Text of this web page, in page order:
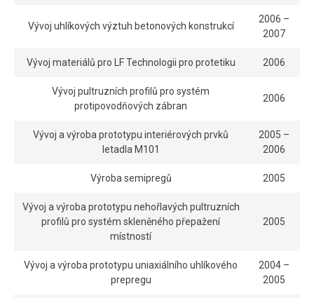
Vývoj uhlíkových výztuh betonových konstrukcí
2006 –
2007
Vývoj materiálů pro LF Technologii pro protetiku 2006
Vývoj pultruzních profilů pro systém
protipovodňových zábran
2006
Vývoj a výroba prototypu interiérových prvků
letadla M101
2005 –
2006
Výroba semipregů 2005
Vývoj a výroba prototypu nehořlavých pultruzních
profilů pro systém skleněného přepažení
místností
2005
Vývoj a výroba prototypu uniaxiálního uhlíkového
prepregu
2004 –
2005